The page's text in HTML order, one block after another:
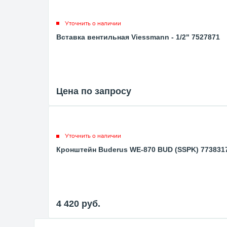
Уточнить о наличии
Вставка вентильная Viessmann - 1/2" 7527871
Цена по запросу
Уточнить о наличии
Кронштейн Buderus WE-870 BUD (SSPK)
4 420 руб.